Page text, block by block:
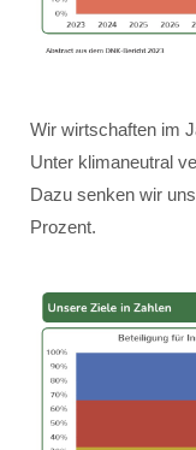
Wir wirtschaften im
Unter klimaneutral
Dazu senken wir
Prozent.